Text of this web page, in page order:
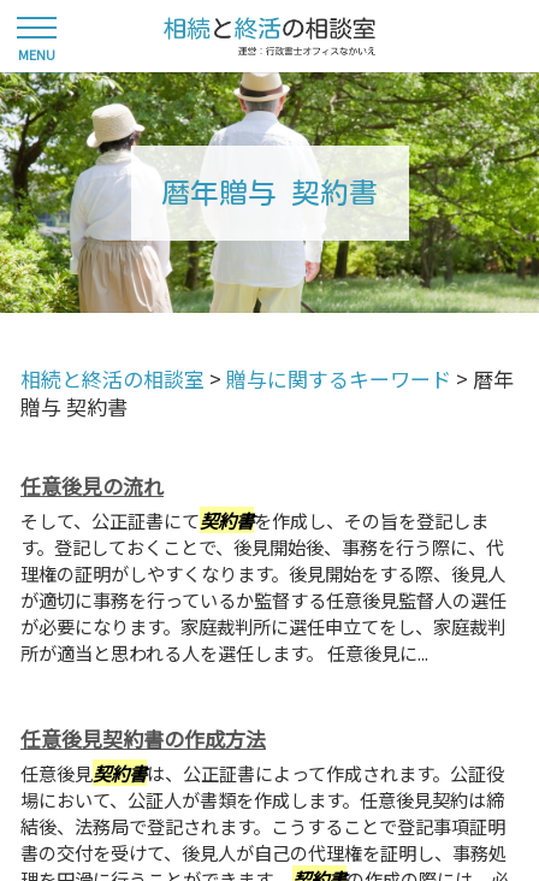
暦年贈与 契約書
相続と終活の相談室 > 贈与に関するキーワード > 暦年
贈与 契約書
任意後見の流れ
そして、公正証書にて契約書を作成し、その旨を登記しま
す。登記しておくことで、後見開始後、事務を行う際に、代
理権の証明がしやすくなります。後見開始をする際、後見人
が適切に事務を行っているか監督する任意後見監督人の選任
が必要になります。家庭裁判所に選任申立てをし、家庭裁判
所が適当と思われる人を選任します。 任意後見に...
任意後見契約書の作成方法
任意後見契約書は、公正証書によって作成されます。公証役
場において、公証人が書類を作成します。任意後見契約は締
結後、法務局で登記されます。こうすることで登記事項証明
書の交付を受けて、後見人が自己の代理権を証明し、事務処